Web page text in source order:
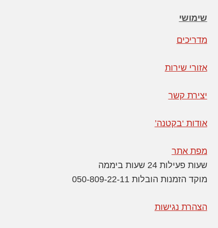
שימושי
מדריכים
אזורי שירות
יצירת קשר
אודות ‘בקטנה’
מפת אתר
שעות פעילות 24 שעות ביממה
מוקד הזמנות הובלות 050-809-22-11
הצהרת נגישות